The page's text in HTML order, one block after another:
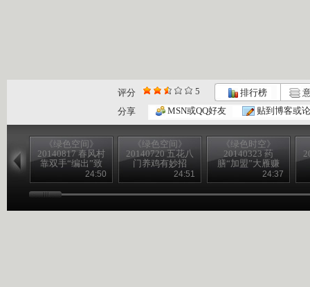
评分 5 排行榜
分享
MSN或QQ好友 贴到博客或
《绿色空间》
20140817 春风村
靠双手“编出”致
24:50
《绿色空间》
20140720 五花八
门养鸡有妙招
24:51
《绿色时空》
20140323 药
膳“加盟”大雁赚
得意外财富24:37